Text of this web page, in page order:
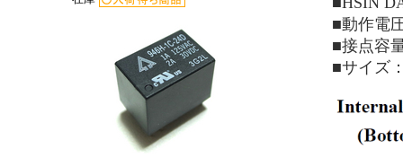
■動作電
■接点容
■サイズ